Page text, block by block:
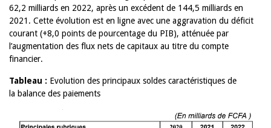
62,2 milliards en 2022, après un excédent de 144,5 milliards en
2021. Cette évolution est en ligne avec une aggravation du déficit
courant (+8,0 points de pourcentage du PIB), atténuée par
l’augmentation des flux nets de capitaux au titre du compte
financier.
Tableau : Evolution des principaux soldes caractéristiques de
la balance des paiements